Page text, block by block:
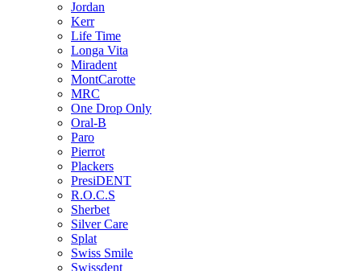
Jordan
Kerr
Life Time
Longa Vita
Miradent
MontCarotte
MRC
One Drop Only
Oral-B
Paro
Pierrot
Plackers
PresiDENT
R.O.C.S
Sherbet
Silver Care
Splat
Swiss Smile
Swissdent